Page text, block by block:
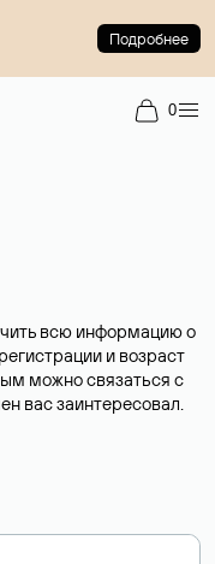
Подробнее
0
всю информацию о
и возраст
можно связаться с
вас заинтересовал.